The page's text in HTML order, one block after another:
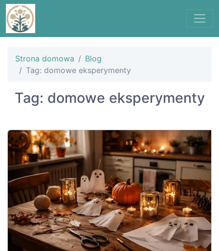
Strona domowa
Blog
Tag: domowe eksperymenty
Tag: domowe eksperymenty